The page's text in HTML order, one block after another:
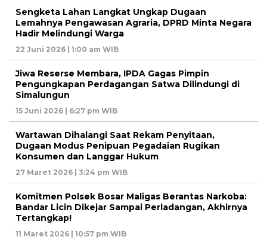
Sengketa Lahan Langkat Ungkap Dugaan
Lemahnya Pengawasan Agraria, DPRD Minta Negara
Hadir Melindungi Warga
22 Juni 2026 | 1:00 am WIB
Jiwa Reserse Membara, IPDA Gagas Pimpin
Pengungkapan Perdagangan Satwa Dilindungi di
Simalungun
15 Juni 2026 | 6:27 pm WIB
Wartawan Dihalangi Saat Rekam Penyitaan,
Dugaan Modus Penipuan Pegadaian Rugikan
Konsumen dan Langgar Hukum
27 Maret 2026 | 3:24 pm WIB
Komitmen Polsek Bosar Maligas Berantas Narkoba:
Bandar Licin Dikejar Sampai Perladangan, Akhirnya
Tertangkap!
11 Maret 2026 | 10:57 pm WIB